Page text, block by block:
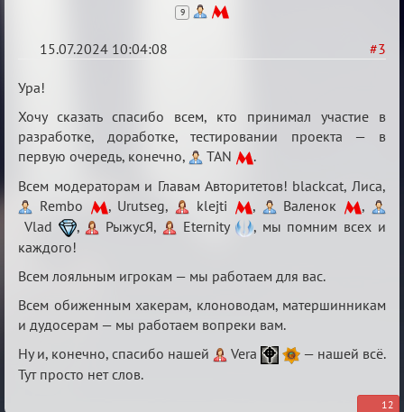
9
#3
15.07.2024 10:04:08
Re:
С
20ти
летием
Ура!
Хочу сказать спасибо всем, кто принимал участие в
разработке, доработке, тестировании проекта — в
первую очередь, конечно,
TAN
.
Всем модераторам и Главам Авторитетов! blackcat, Лиса,
Rembo
, Urutseg, klejti , Валенок
,
Vlad
, РыжусЯ, Eternity
, мы помним всех и
каждого!
Всем лояльным игрокам — мы работаем для вас.
Всем обиженным хакерам, клоноводам, матершинникам
и дудосерам — мы работаем вопреки вам.
Ну и, конечно, спасибо нашей
Vera
— нашей всё.
Тут просто нет слов.
12